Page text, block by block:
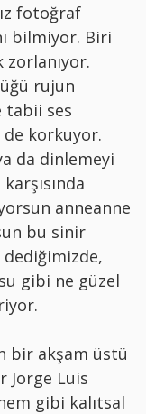
fotoğraf
bilmiyor. Biri
rujun
tabii ses
de korkuyor.
da dinlemeyi
anneanne
bu sinir
dediğimizde,
gibi ne güzel
bir akşam üstü
Jorge Luis
gibi kalıtsal